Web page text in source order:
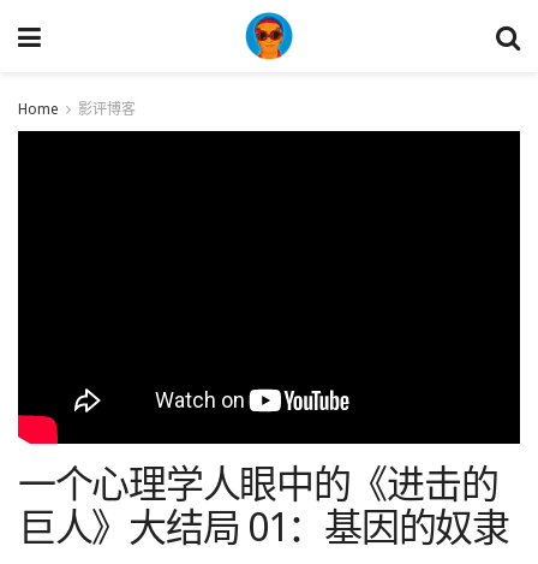
Home 影评博客
一个心理学人眼中的《进击的
巨人》大结局 01：基因的奴隶